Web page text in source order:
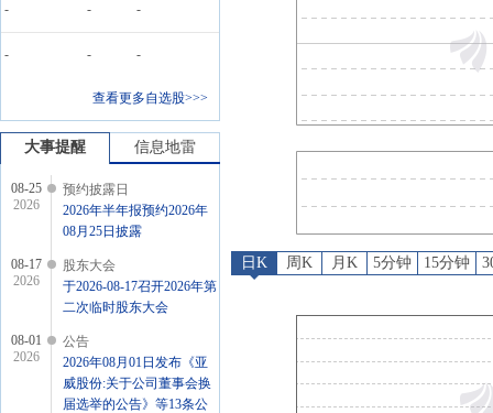
- - -
- - -
查看更多自选股>>>
大事提醒 信息地雷
08-25
2026
预约披露日
2026年半年报预约2026年
08月25日披露
08-17
2026
股东大会
于2026-08-17召开2026年第
二次临时股东大会
08-01
2026
公告
2026年08月01日发布《亚
威股份:关于公司董事会换
届选举的公告》等13条公
龙虎榜： 2026年07月03日因“
预约披露日：2026年半年报预
股东大会 ：于2026-08-17召开
机构调研：2026年07月16日
日K 周K 月K 5分钟 15分钟